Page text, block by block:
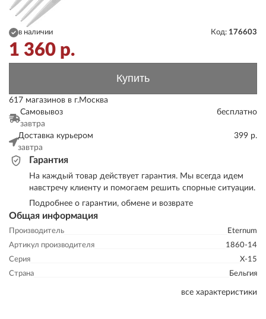
Общая информация
Производитель
Eternum
Артикул производителя
1860-14
Серия
X-15
Страна
Бельгия
все характеристики
в наличии Код: 176603
1 360 р.
Купить
617 магазинов в г.Москва
Самовывоз
завтра
бесплатно
Доставка курьером
завтра
399 р.
Гарантия
На каждый товар действует гарантия. Мы всегда идем
навстречу клиенту и помогаем решить спорные ситуации.
Подробнее о гарантии, обмене и возврате